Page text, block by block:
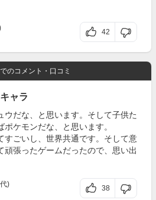
42
でのコメント・口コミ
ャラ
ウだな、と思います。そして子供た
ケモンだな、と思います。
すごいし、世界共通です。そして意
頑張ったゲームだったので、思い出
)
38